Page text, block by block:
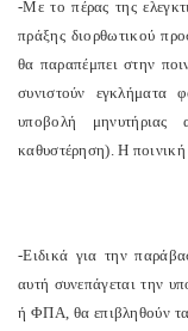
-Με το πέρας της
πράξης διορθωτικού
θα παραπέμπει στην
συνιστούν
υποβολή μηνυτήριας
καθυστέρηση). Η ποινική
-Ειδικά για την
αυτή συνεπάγεται την
ή ΦΠΑ, θα επιβληθούν